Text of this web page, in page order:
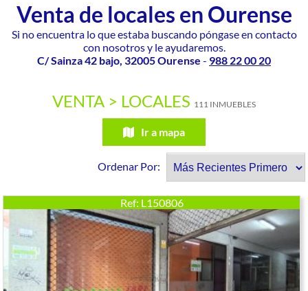
Venta de locales en Ourense
Si no encuentra lo que estaba buscando póngase en contacto
con nosotros y le ayudaremos.
C/ Sainza 42 bajo, 32005 Ourense - 988 22 00 20
VENTA > LOCALES 111 INMUEBLES
Ir a mapa
Ordenar Por:
Ref: L150806